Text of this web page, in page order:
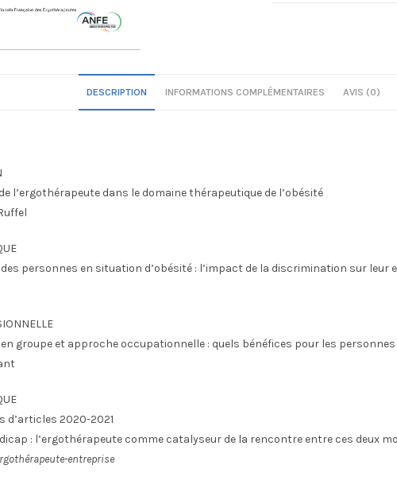
DESCRIPTION INFORMATIONS COMPLÉMENTAIRES AVIS (0)
l’ergothérapeute dans le domaine thérapeutique de l’obésité
personnes en situation d’obésité : l’impact de la discrimination sur leur
groupe et approche occupationnelle : quels bénéfices pour les personnes
d’articles 2020-2021
: l’ergothérapeute comme catalyseur de la rencontre entre ces deux
entreprise